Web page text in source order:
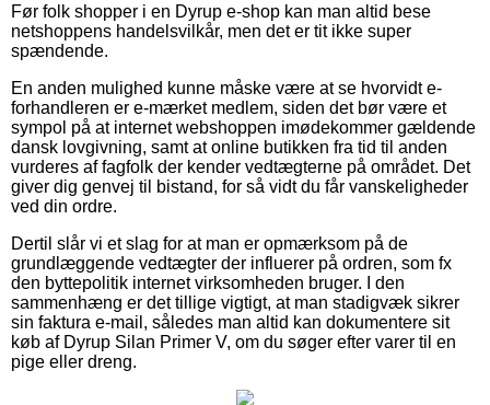
Før folk shopper i en Dyrup e-shop kan man altid bese
netshoppens handelsvilkår, men det er tit ikke super
spændende.
En anden mulighed kunne måske være at se hvorvidt e-
forhandleren er e-mærket medlem, siden det bør være et
sympol på at internet webshoppen imødekommer gældende
dansk lovgivning, samt at online butikken fra tid til anden
vurderes af fagfolk der kender vedtægterne på området. Det
giver dig genvej til bistand, for så vidt du får vanskeligheder
ved din ordre.
Dertil slår vi et slag for at man er opmærksom på de
grundlæggende vedtægter der influerer på ordren, som fx
den byttepolitik internet virksomheden bruger. I den
sammenhæng er det tillige vigtigt, at man stadigvæk sikrer
sin faktura e-mail, således man altid kan dokumentere sit
køb af Dyrup Silan Primer V, om du søger efter varer til en
pige eller dreng.